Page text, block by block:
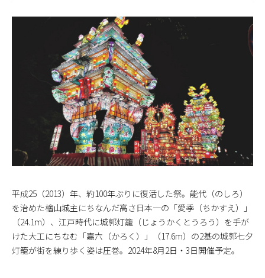
平成25（2013）年、約100年ぶりに復活した祭。能代（のしろ）
を治めた檜山城主にちなんだ高さ日本一の「愛季（ちかすえ）」
（24.1m）、江戸時代に城郭灯籠（じょうかくとうろう）を手が
けた大工にちなむ「嘉六（かろく）」（17.6m）の2基の城郭七夕
灯籠が街を練り歩く姿は圧巻。2024年8月2日・3日開催予定。